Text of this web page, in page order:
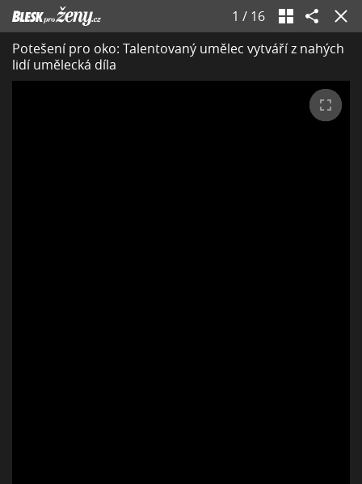
1 / 16
Potešení pro oko: Talentovaný umělec vytváří z nahých
lidí umělecká díla